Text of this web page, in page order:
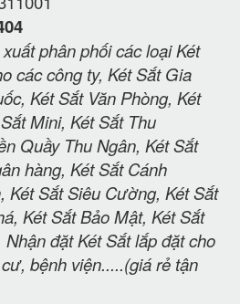
phân phối các loại Két
các công ty, Két Sắt Gia
Két Sắt Văn Phòng, Két
Mini, Két Sắt Thu
Quầy Thu Ngân, Két Sắt
hàng, Két Sắt Cánh
Két Sắt Siêu Cường, Két Sắt
Két Sắt Bảo Mật, Két Sắt
đặt Két Sắt lắp đặt cho
bệnh viện.....(giá rẻ tận